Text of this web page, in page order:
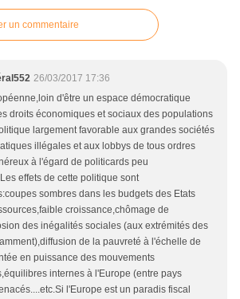
un commentaire
26/03/2017 17:36
d'être un espace démocratique
droits économiques et sociaux des populations
largement favorable aux grandes sociétés
illégales et aux lobbys de tous ordres
à l'égard de politicards peu
effets de cette politique sont
sombres dans les budgets des Etats
croissance,chômage de
des inégalités sociales (aux extrémités des
de la pauvreté à l'échelle de
en puissance des mouvements
internes à l'Europe (entre pays
l'Europe est un paradis fiscal